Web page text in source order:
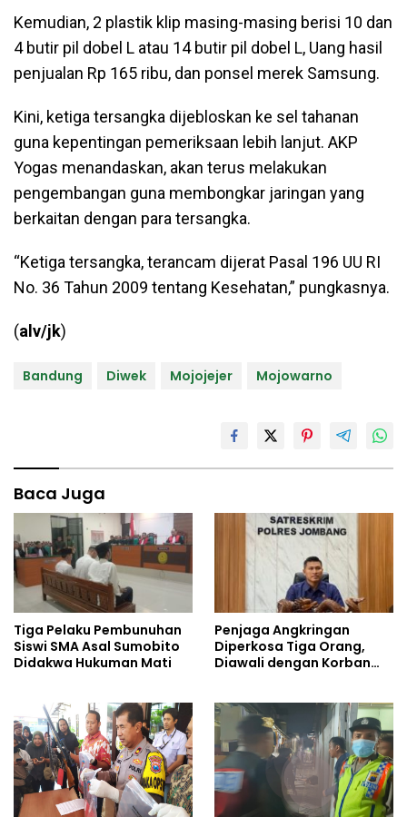
Kemudian, 2 plastik klip masing-masing berisi 10 dan
4 butir pil dobel L atau 14 butir pil dobel L, Uang hasil
penjualan Rp 165 ribu, dan ponsel merek Samsung.
Kini, ketiga tersangka dijebloskan ke sel tahanan
guna kepentingan pemeriksaan lebih lanjut. AKP
Yogas menandaskan, akan terus melakukan
pengembangan guna membongkar jaringan yang
berkaitan dengan para tersangka.
“Ketiga tersangka, terancam dijerat Pasal 196 UU RI
No. 36 Tahun 2009 tentang Kesehatan,” pungkasnya.
(alv/jk)
Bandung Diwek Mojojejer Mojowarno
Baca Juga
Tiga Pelaku Pembunuhan
Siswi SMA Asal Sumobito
Didakwa Hukuman Mati
Penjaga Angkringan
Diperkosa Tiga Orang,
Diawali dengan Korban